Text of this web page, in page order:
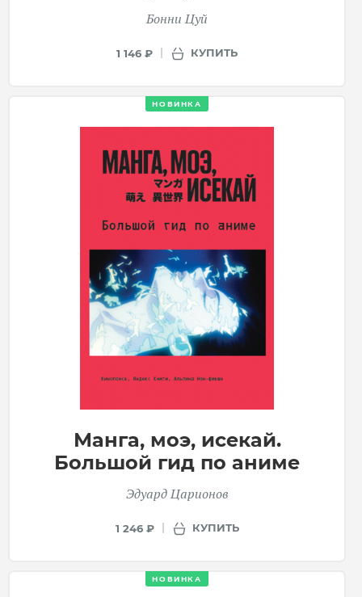
Бонни Цуй
1 146 ₽ КУПИТЬ
НОВИНКА
Манга, моэ, исекай.
Большой гид по аниме
Эдуард Царионов
1 246 ₽ КУПИТЬ
НОВИНКА